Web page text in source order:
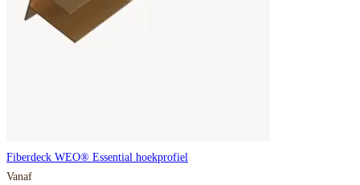
Fiberdeck WEO® Essential hoekprofiel
Vanaf